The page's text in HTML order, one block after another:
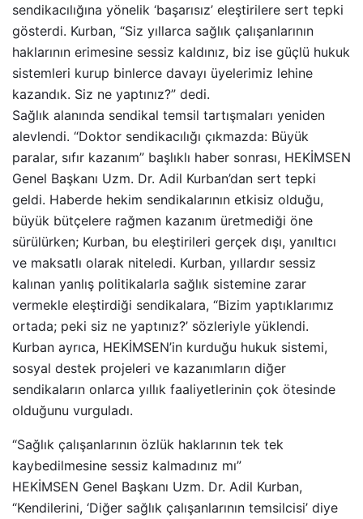
sendikacılığına yönelik ‘başarısız’ eleştirilere sert tepki
gösterdi. Kurban, “Siz yıllarca sağlık çalışanlarının
haklarının erimesine sessiz kaldınız, biz ise güçlü hukuk
sistemleri kurup binlerce davayı üyelerimiz lehine
kazandık. Siz ne yaptınız?” dedi.
Sağlık alanında sendikal temsil tartışmaları yeniden
alevlendi. “Doktor sendikacılığı çıkmazda: Büyük
paralar, sıfır kazanım” başlıklı haber sonrası, HEKİMSEN
Genel Başkanı Uzm. Dr. Adil Kurban’dan sert tepki
geldi. Haberde hekim sendikalarının etkisiz olduğu,
büyük bütçelere rağmen kazanım üretmediği öne
sürülürken; Kurban, bu eleştirileri gerçek dışı, yanıltıcı
ve maksatlı olarak niteledi. Kurban, yıllardır sessiz
kalınan yanlış politikalarla sağlık sistemine zarar
vermekle eleştirdiği sendikalara, “Bizim yaptıklarımız
ortada; peki siz ne yaptınız?’ sözleriyle yüklendi.
Kurban ayrıca, HEKİMSEN’in kurduğu hukuk sistemi,
sosyal destek projeleri ve kazanımların diğer
sendikaların onlarca yıllık faaliyetlerinin çok ötesinde
olduğunu vurguladı.
“Sağlık çalışanlarının özlük haklarının tek tek
kaybedilmesine sessiz kalmadınız mı”
HEKİMSEN Genel Başkanı Uzm. Dr. Adil Kurban,
“Kendilerini, ‘Diğer sağlık çalışanlarının temsilcisi’ diye